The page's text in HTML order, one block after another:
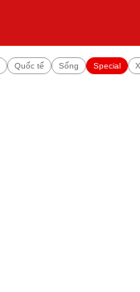
Quốc tế Sống Special